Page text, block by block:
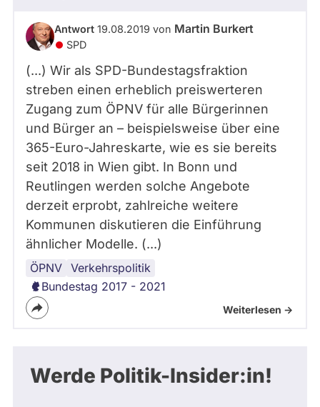
Antwort 19.08.2019 von Martin Burkert
SPD
(...) Wir als SPD-Bundestagsfraktion
streben einen erheblich preiswerteren
Zugang zum ÖPNV für alle Bürgerinnen
und Bürger an – beispielsweise über eine
365-Euro-Jahreskarte, wie es sie bereits
seit 2018 in Wien gibt. In Bonn und
Reutlingen werden solche Angebote
derzeit erprobt, zahlreiche weitere
Kommunen diskutieren die Einführung
ähnlicher Modelle. (...)
ÖPNV Verkehrspolitik
Bundestag 2017 - 2021
Weiterlesen ->
Werde Politik-Insider:in!